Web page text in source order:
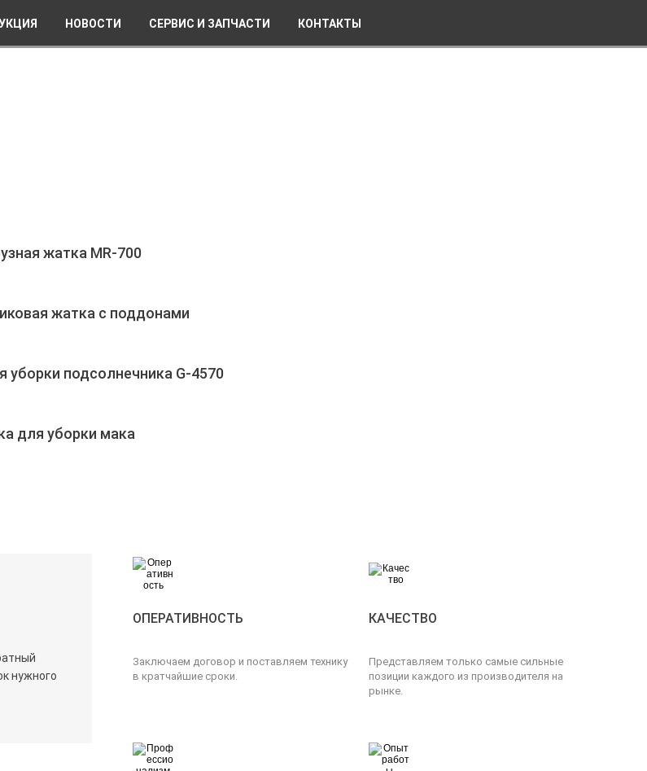
НОВОСТИ СЕРВИС И ЗАПЧАСТИ КОНТАКТЫ
жатка MR-700
жатка с поддонами
уборки подсолнечника G-4570
для уборки мака
нужного
ОПЕРАТИВНОСТЬ
Заключаем договор и поставляем технику
в кратчайшие сроки.
КАЧЕСТВО
Представляем только самые сильные
позиции каждого из производителя на
рынке.